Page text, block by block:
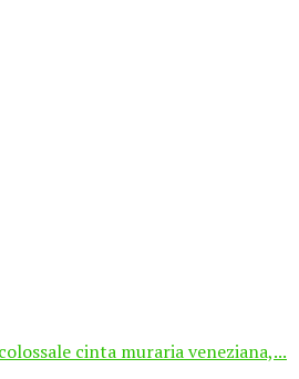
cinta muraria veneziana,...